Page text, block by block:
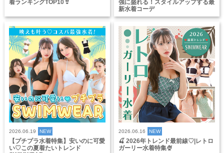
着ランキングTOP10👙
強に盛れる！スタイルアップする最
新水着コーデ
2026.06.19 NEW
【プチプラ水着特集】安いのに可愛
い♡この夏着たいトレンド
2026.06.16 NEW
🍒 2026年トレンド最前線♡|レトロ
ガーリー水着特集🍨